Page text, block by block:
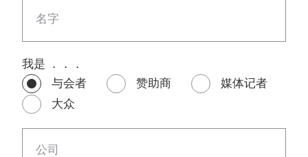
名字
我是 ．．．
与会者
赞助商
媒体记者
大众
公司